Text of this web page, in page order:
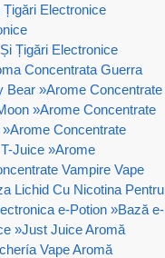
Electronice
Țigări Electronice
Concentrata Guerra
Bear »Arome Concentrate
»Arome Concentrate
»Arome Concentrate
Juice »Arome
Vampire Vape
Lichid Cu Nicotina Pentru
e-Potion »Bază e-
»Just Juice Aromă
Vape Aromă